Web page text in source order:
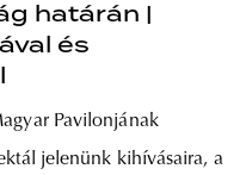
határán |
és
Pavilonjának
jelenünk kihívásaira, a